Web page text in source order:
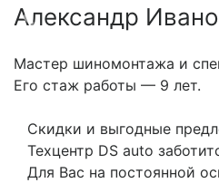
Александр
Мастер шиномонтажа и
Его стаж работы — 9 лет.
Previous
Скидки и выгодные
Техцентр DS auto
Для Вас на постоянной